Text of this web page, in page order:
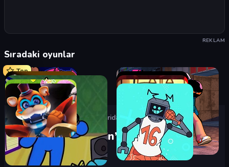
REKLAM
Sıradaki oyunlar
Top
Oyunlar›Friday Night Funkin Friday Night Funkin’ vs Garcello
Friday Night Funkin’ vs Garcello
Puan